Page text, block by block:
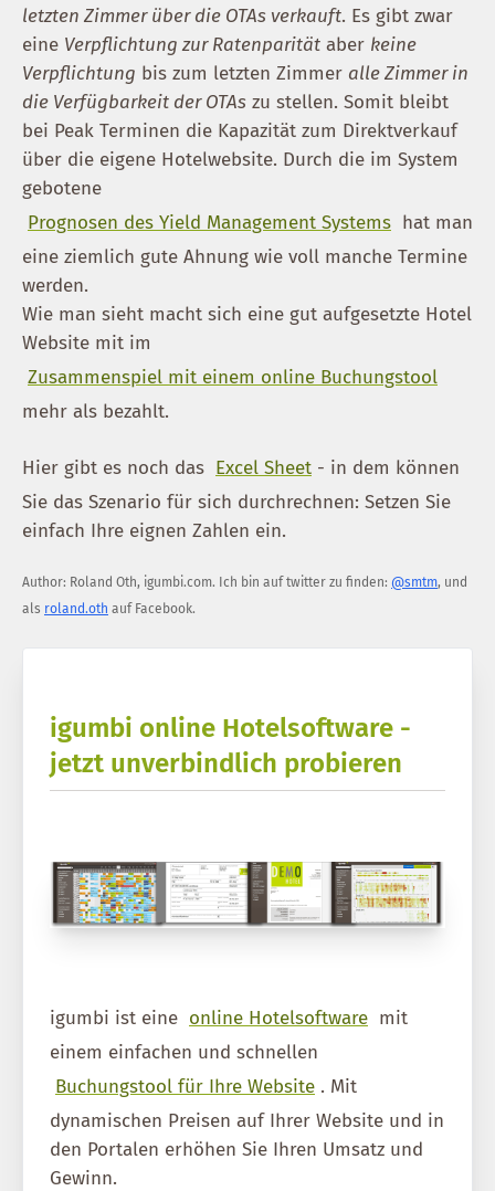
letzten Zimmer über die OTAs verkauft. Es gibt zwar
eine Verpflichtung zur Ratenparität aber keine
Verpflichtung bis zum letzten Zimmer alle Zimmer in
die Verfügbarkeit der OTAs zu stellen. Somit bleibt
bei Peak Terminen die Kapazität zum Direktverkauf
über die eigene Hotelwebsite. Durch die im System
gebotene
Prognosen des Yield Management Systems hat man
eine ziemlich gute Ahnung wie voll manche Termine
werden.
Wie man sieht macht sich eine gut aufgesetzte Hotel
Website mit im
Zusammenspiel mit einem online Buchungstool
mehr als bezahlt.
Hier gibt es noch das Excel Sheet - in dem können
Sie das Szenario für sich durchrechnen: Setzen Sie
einfach Ihre eignen Zahlen ein.
Author: Roland Oth, igumbi.com. Ich bin auf twitter zu finden: @smtm, und
als roland.oth auf Facebook.
igumbi online Hotelsoftware -
jetzt unverbindlich probieren
igumbi ist eine online Hotelsoftware mit
einem einfachen und schnellen
Buchungstool für Ihre Website . Mit
dynamischen Preisen auf Ihrer Website und in
den Portalen erhöhen Sie Ihren Umsatz und
Gewinn.